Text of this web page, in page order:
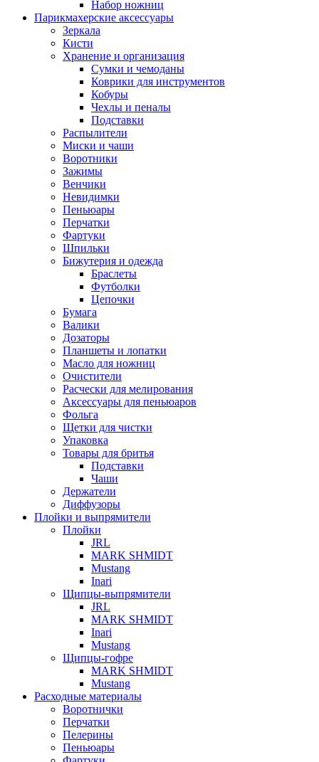
Набор ножниц
Парикмахерские аксессуары
Зеркала
Кисти
Хранение и организация
Сумки и чемоданы
Коврики для инструментов
Кобуры
Чехлы и пеналы
Подставки
Распылители
Миски и чаши
Воротники
Зажимы
Венчики
Невидимки
Пеньюары
Перчатки
Фартуки
Шпильки
Бижутерия и одежда
Браслеты
Футболки
Цепочки
Бумага
Валики
Дозаторы
Планшеты и лопатки
Масло для ножниц
Очистители
Расчески для мелирования
Аксессуары для пеньюаров
Фольга
Щетки для чистки
Упаковка
Товары для бритья
Подставки
Чаши
Держатели
Диффузоры
Плойки и выпрямители
Плойки
JRL
MARK SHMIDT
Mustang
Inari
Щипцы-выпрямители
JRL
MARK SHMIDT
Inari
Mustang
Щипцы-гофре
MARK SHMIDT
Mustang
Расходные материалы
Воротнички
Перчатки
Пелерины
Пеньюары